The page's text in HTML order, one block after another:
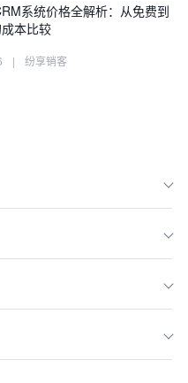
年客户增长管理平台市场定
系统价格全解析：从免费到
本比较
| 纷享销客